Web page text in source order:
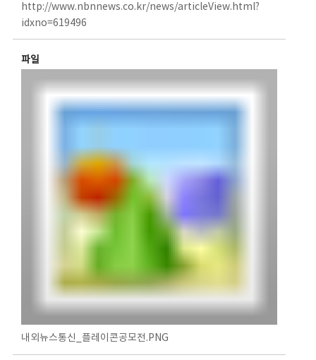
http://www.nbnnews.co.kr/news/articleView.html?
idxno=619496
파일
내외뉴스통신_플레이콘공모전.PNG